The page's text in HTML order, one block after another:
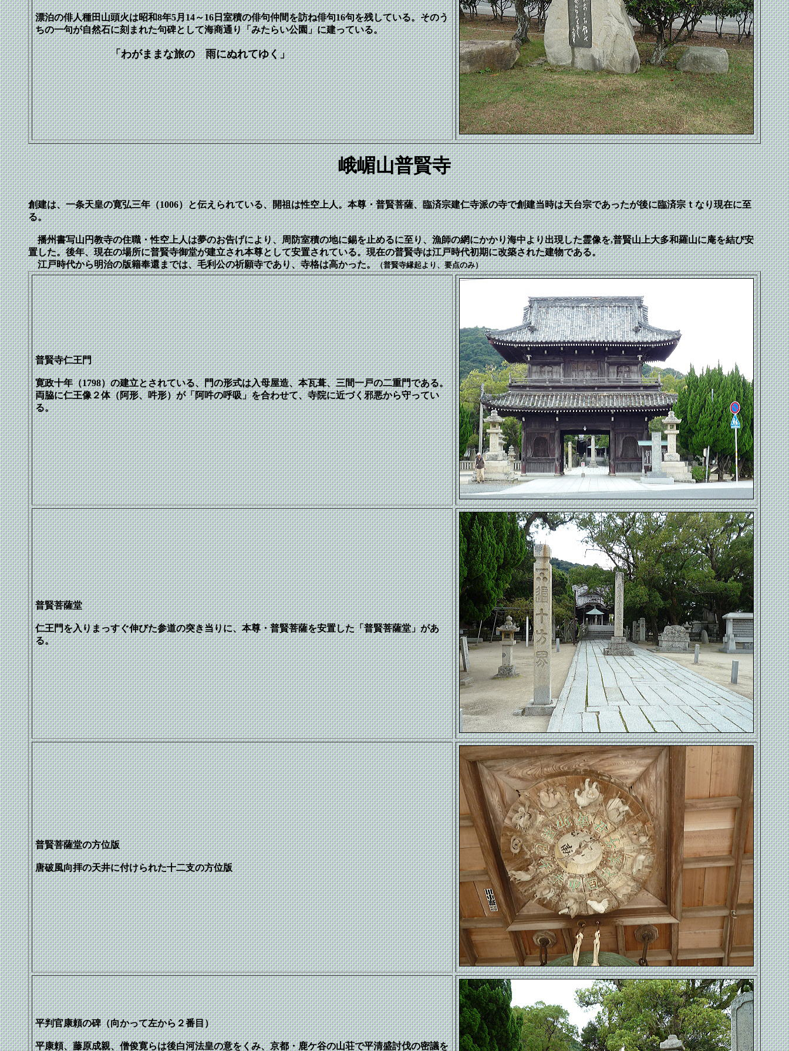
漂泊の俳人種田山頭火は昭和8年5月14～16日室積の俳句仲間を訪ね俳句16句を残している。そのう
ちの一句が自然石に刻まれた句碑として海商通り「みたらい公園」に建っている。
「わがままな旅の 雨にぬれてゆく」
峨嵋山普賢寺
創建は、一条天皇の寛弘三年（1006）と伝えられている、開祖は性空上人。本尊・普賢菩薩、臨済宗建仁寺派の寺で創建当時は天台宗であったが後に臨済宗ｔなり現在に至
る。
播州書写山円教寺の住職・性空上人は夢のお告げにより、周防室積の地に錫を止めるに至り、漁師の網にかかり海中より出現した霊像を,普賢山上大多和羅山に庵を結び安
置した。後年、現在の場所に普賢寺御堂が建立され本尊として安置されている。現在の普賢寺は江戸時代初期に改築された建物である。
江戸時代から明治の版籍奉還までは、毛利公の祈願寺であり、寺格は高かった。（普賢寺縁起より、要点のみ）
普賢寺仁王門
寛政十年（1798）の建立とされている、門の形式は入母屋造、本瓦葺、三間一戸の二重門である。
両脇に仁王像２体（阿形、吽形）が「阿吽の呼吸」を合わせて、寺院に近づく邪悪から守ってい
る。
普賢菩薩堂
仁王門を入りまっすぐ伸びた参道の突き当りに、本尊・普賢菩薩を安置した「普賢菩薩堂」があ
る。
普賢菩薩堂の方位版
唐破風向拝の天井に付けられた十二支の方位版
平判官康頼の碑（向かって左から２番目）
平康頼、藤原成親、僧俊寛らは後白河法皇の意をくみ、京都・鹿ケ谷の山荘で平清盛討伐の密議を